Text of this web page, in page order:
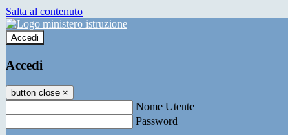
Salta al contenuto
Accedi
Accedi
button close ×
Nome Utente
Password